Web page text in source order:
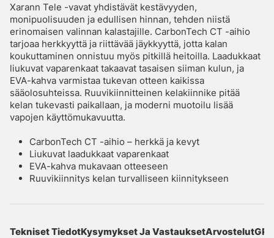
Xarann Tele -vavat yhdistävät kestävyyden,
monipuolisuuden ja edullisen hinnan, tehden niistä
erinomaisen valinnan kalastajille. CarbonTech CT -aihio
tarjoaa herkkyyttä ja riittävää jäykkyyttä, jotta kalan
koukuttaminen onnistuu myös pitkillä heitoilla. Laadukkaat
liukuvat vaparenkaat takaavat tasaisen siiman kulun, ja
EVA-kahva varmistaa tukevan otteen kaikissa
sääolosuhteissa. Ruuvikiinnitteinen kelakiinnike pitää
kelan tukevasti paikallaan, ja moderni muotoilu lisää
vapojen käyttömukavuutta.
CarbonTech CT -aihio – herkkä ja kevyt
Liukuvat laadukkaat vaparenkaat
EVA-kahva mukavaan otteeseen
Ruuvikiinnitys kelan turvalliseen kiinnitykseen
Tekniset TiedotKysymykset Ja VastauksetArvostelut